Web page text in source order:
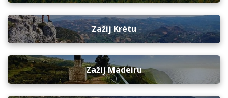
Zažij Krétu
Zažij Madeiru